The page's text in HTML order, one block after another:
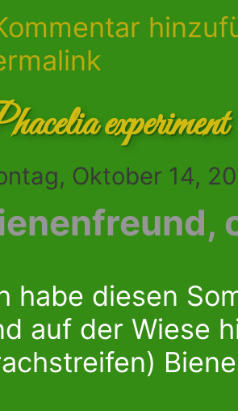
Oktober 14,
habe diesen
auf der Wiese